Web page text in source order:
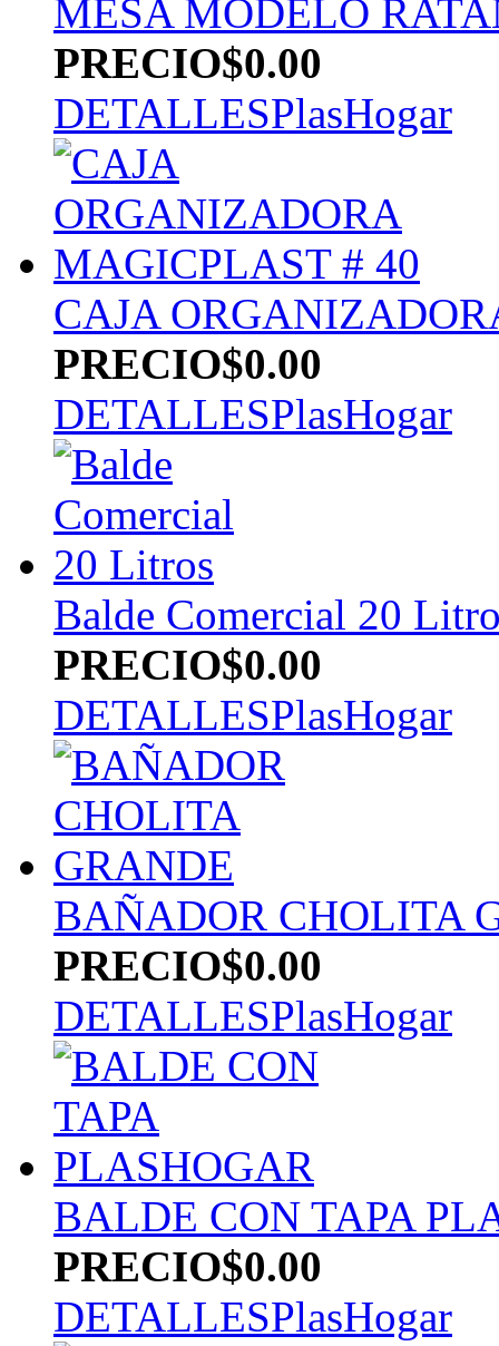
MESA MODELO
PRECIO$0.00
DETALLESPlasHogar
CAJA
PRECIO$0.00
DETALLESPlasHogar
Balde Comercial 20
PRECIO$0.00
DETALLESPlasHogar
BAÑADOR CHOLITA
PRECIO$0.00
DETALLESPlasHogar
BALDE CON TAPA
PRECIO$0.00
DETALLESPlasHogar